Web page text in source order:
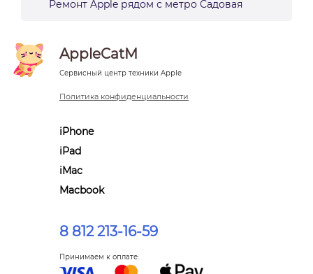
Ремонт Apple рядом с метро Садовая
AppleCatM
Сервисный центр техники Apple
Политика конфиденциальности
iPhone
iPad
iMac
Macbook
Принимаем к оплате:
8 812 213-16-59